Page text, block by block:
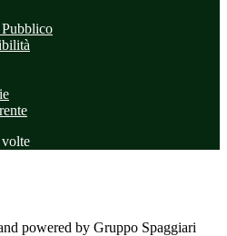
volte
powered by Gruppo Spaggiari